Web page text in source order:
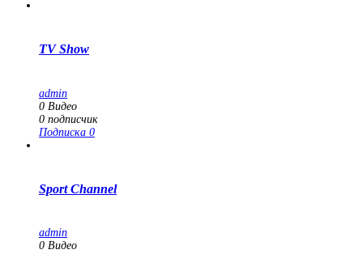
TV Show
admin
0 Видео
0 подписчик
Подписка 0
Sport Channel
admin
0 Видео